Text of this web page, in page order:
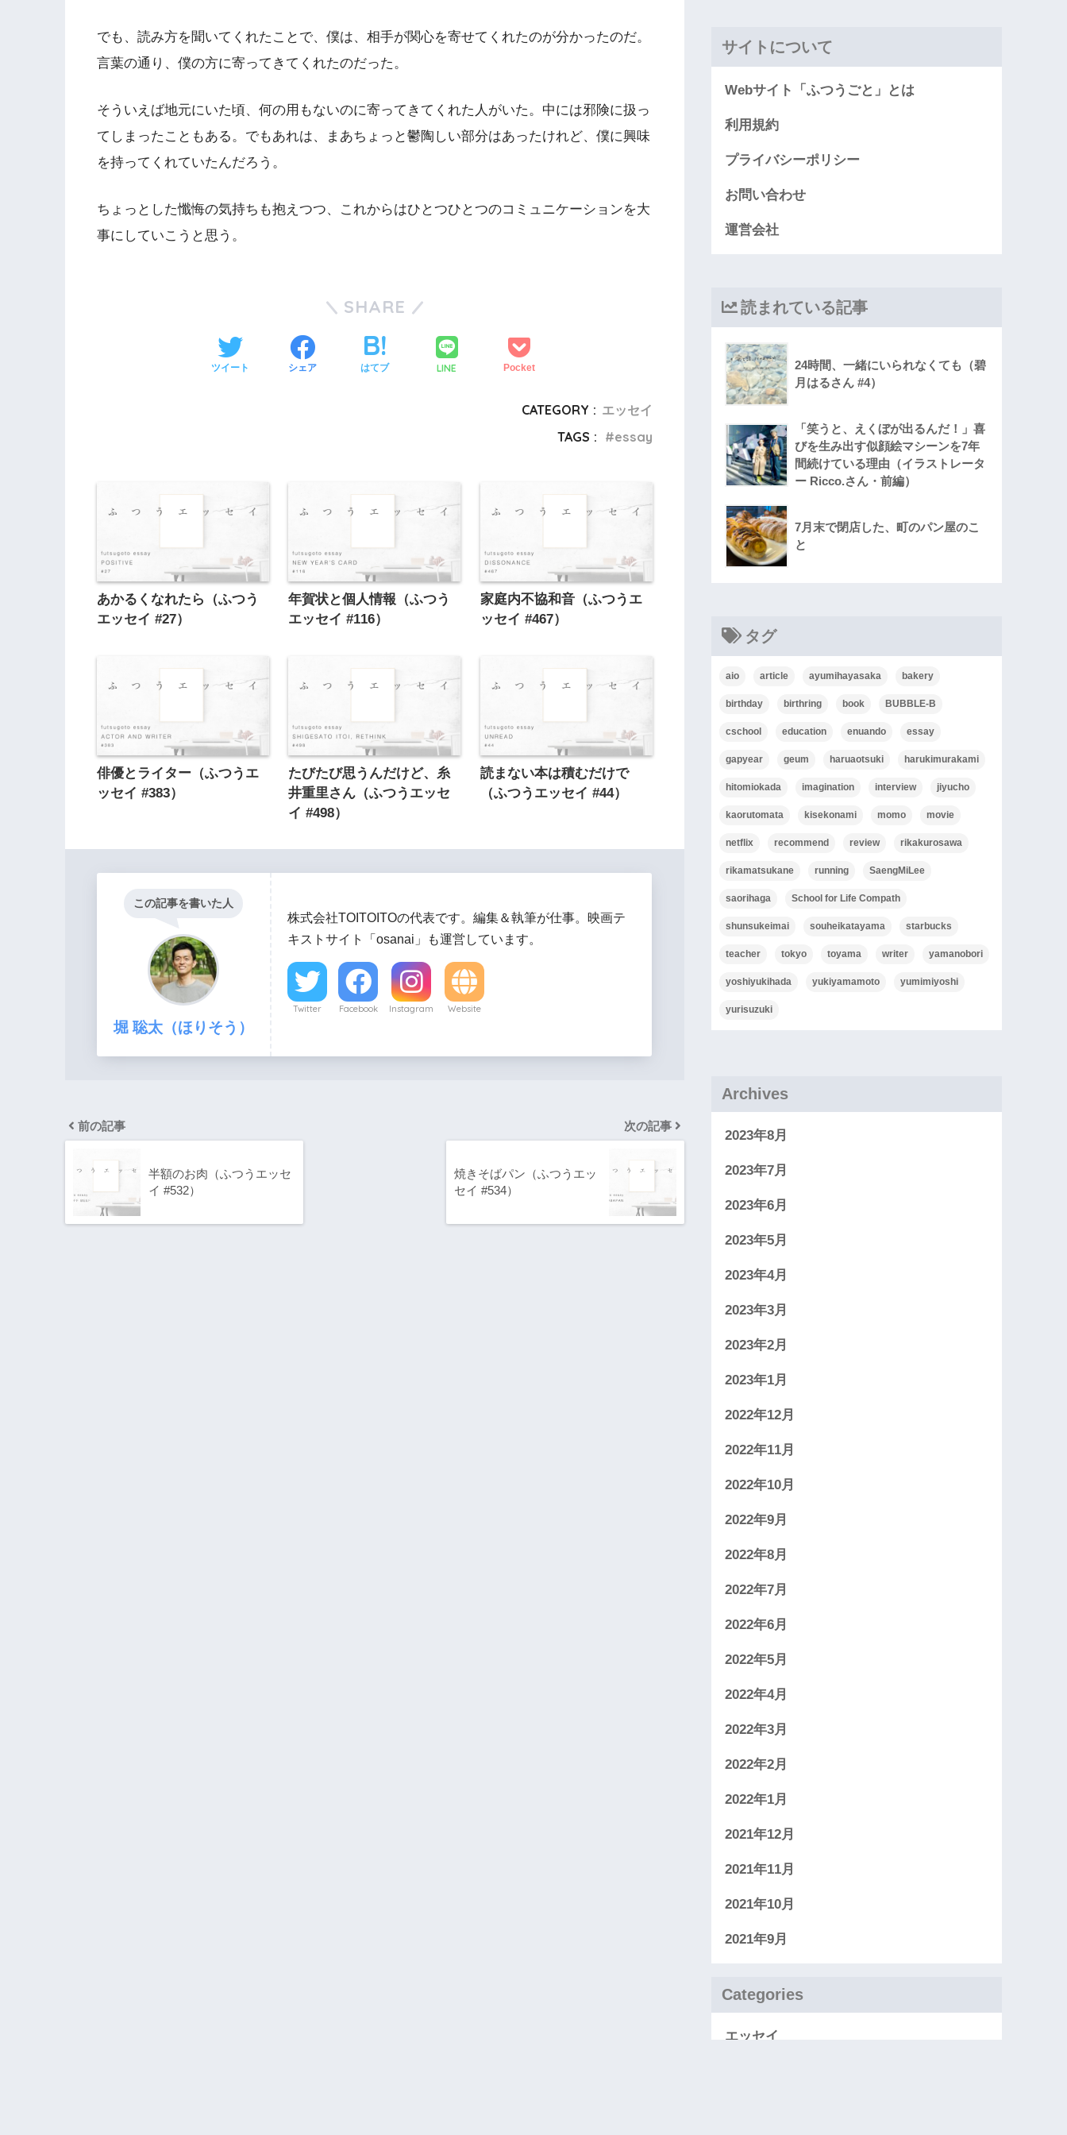
でも、読み方を聞いてくれたことで、僕は、相手が関心を寄せてくれたのが分かったのだ。
言葉の通り、僕の方に寄ってきてくれたのだった。
そういえば地元にいた頃、何の用もないのに寄ってきてくれた人がいた。中には邪険に扱っ
てしまったこともある。でもあれは、まあちょっと鬱陶しい部分はあったけれど、僕に興味
を持ってくれていたんだろう。
ちょっとした懺悔の気持ちも抱えつつ、これからはひとつひとつのコミュニケーションを大
事にしていこうと思う。
SHARE
ツイート シェア はてブ LINE Pocket
CATEGORY : エッセイ
TAGS :
essay
あかるくなれたら（ふつう
エッセイ #27）
年賀状と個人情報（ふつう
エッセイ #116）
家庭内不協和音（ふつうエ
ッセイ #467）
俳優とライター（ふつうエ
ッセイ #383）
たびたび思うんだけど、糸
井重里さん（ふつうエッセ
イ #498）
読まない本は積むだけで
（ふつうエッセイ #44）
この記事を書いた人
堀 聡太（ほりそう）
株式会社TOITOITOの代表です。編集＆執筆が仕事。映画テ
キストサイト「osanai」も運営しています。
Twitter Facebook Instagram Website
前の記事
半額のお肉（ふつうエッセ
イ #532）
次の記事
焼きそばパン（ふつうエッ
セイ #534）
サイトについて
Webサイト「ふつうごと」とは
利用規約
プライバシーポリシー
お問い合わせ
運営会社
読まれている記事
24時間、一緒にいられなくても（碧
月はるさん #4）
「笑うと、えくぼが出るんだ！」喜
びを生み出す似顔絵マシーンを7年
間続けている理由（イラストレータ
ー Ricco.さん・前編）
7月末で閉店した、町のパン屋のこ
と
タグ
aio article ayumihayasaka bakery
birthday birthring book BUBBLE-B
cschool education enuando essay
gapyear geum haruaotsuki harukimurakami
hitomiokada imagination interview jiyucho
kaorutomata kisekonami momo movie
netflix recommend review rikakurosawa
rikamatsukane running SaengMiLee
saorihaga School for Life Compath
shunsukeimai souheikatayama starbucks
teacher tokyo toyama writer yamanobori
yoshiyukihada yukiyamamoto yumimiyoshi
yurisuzuki
Archives
2023年8月
2023年7月
2023年6月
2023年5月
2023年4月
2023年3月
2023年2月
2023年1月
2022年12月
2022年11月
2022年10月
2022年9月
2022年8月
2022年7月
2022年6月
2022年5月
2022年4月
2022年3月
2022年2月
2022年1月
2021年12月
2021年11月
2021年10月
2021年9月
Categories
エッセイ